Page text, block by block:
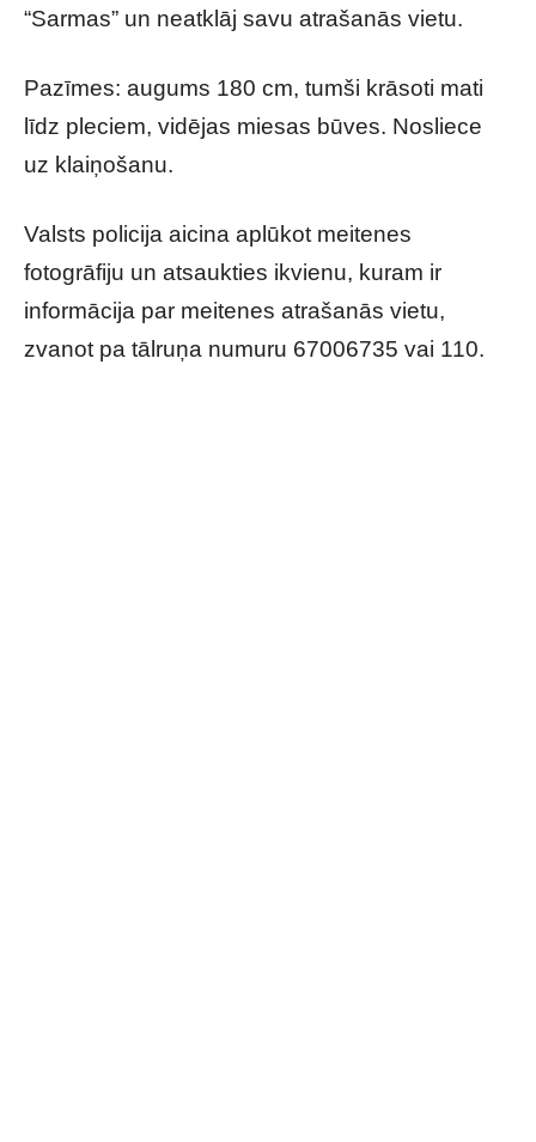
“Sarmas” un neatklāj savu atrašanās vietu.
Pazīmes: augums 180 cm, tumši krāsoti mati
līdz pleciem, vidējas miesas būves. Nosliece
uz klaiņošanu.
Valsts policija aicina aplūkot meitenes
fotogrāfiju un atsaukties ikvienu, kuram ir
informācija par meitenes atrašanās vietu,
zvanot pa tālruņa numuru 67006735 vai 110.